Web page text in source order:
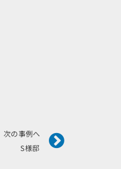
次の事例へ
S様邸
Next